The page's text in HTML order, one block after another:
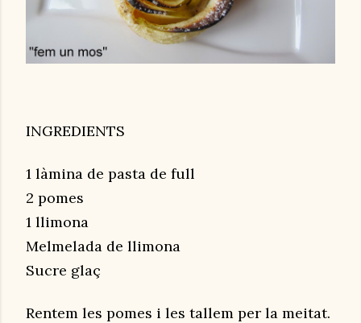
INGREDIENTS
1 làmina de pasta de full
2 pomes
1 llimona
Melmelada de llimona
Sucre glaç
Rentem les pomes i les tallem per la meitat.